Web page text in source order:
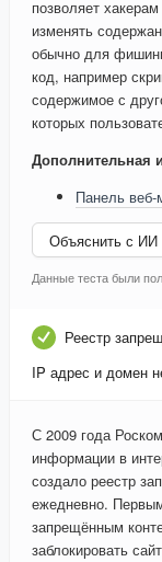
позволяет
изменять
обычно для
код, например
содержимое с
которых
Дополнительная
Панель веб-
Объяснить с ИИ
Данные теста были
Реестр
IP адрес и домен
С 2009 года
информации в
создало реестр
ежедневно.
запрещённым
заблокировать